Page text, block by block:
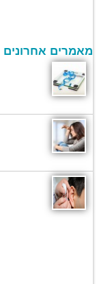
מאמרים אחרונים